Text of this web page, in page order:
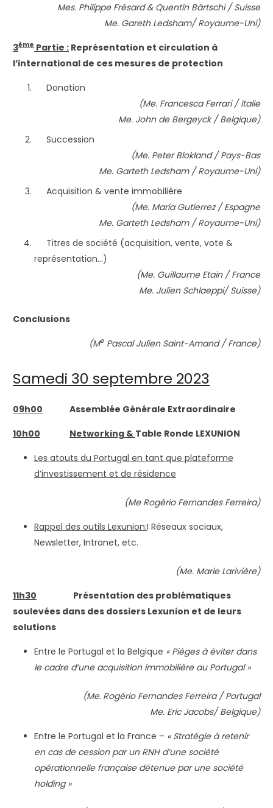
Mes. Philippe Frésard & Quentin Bärtschi / Suisse
Me. Gareth Ledsham/ Royaume-Uni)
3ème Partie : Représentation et circulation à
l’international de ces mesures de protection
Donation
(Me. Francesca Ferrari / Italie
Me. John de Bergeyck / Belgique)
Succession
(Me. Peter Blokland / Pays-Bas
Me. Garteth Ledsham / Royaume-Uni)
Acquisition & vente immobilière
(Me. María Gutierrez / Espagne
Me. Garteth Ledsham / Royaume-Uni)
Titres de société (acquisition, vente, vote &
représentation…)
(Me. Guillaume Etain / France
Me. Julien Schlaeppi/ Suisse)
Conclusions
(Me Pascal Julien Saint-Amand / France)
Samedi 30 septembre 2023
09h00
Assemblée Générale Extraordinaire
10h00
Networking & Table Ronde LEXUNION
Les atouts du Portugal en tant que plateforme
d’investissement et de résidence
(Me Rogério Fernandes Ferreira)
Rappel des outils Lexunion:I Réseaux sociaux,
Newsletter, Intranet, etc.
(Me. Marie Larivière)
11h30
Présentation des problématiques
soulevées dans des dossiers Lexunion et de leurs
solutions
Entre le Portugal et la Belgique « Pièges à éviter dans
le cadre d’une acquisition immobilière au Portugal»
(Me. Rogério Fernandes Ferreira / Portugal
Me. Eric Jacobs/ Belgique)
Entre le Portugal et la France – « Stratégie à retenir
en cas de cession par un RNH d’une société
opérationnelle française détenue par une société
holding »